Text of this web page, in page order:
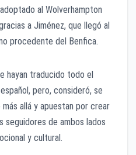
al Wolverhampton
a Jiménez, que llegó al
procedente del Benfica.
hayan traducido todo el
pero, consideró, se
allá y apuestan por crear
seguidores de ambos lados
y cultural.